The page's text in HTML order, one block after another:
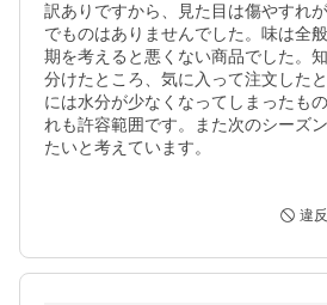
訳ありですから、見た目は傷やすれ
でものはありませんでした。味は全
期を考えると悪くない商品でした。
分けたところ、気に入って注文した
には水分が少なくなってしまったも
れも許容範囲です。また次のシーズ
たいと考えています。
違